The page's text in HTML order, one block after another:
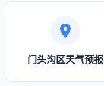
门头沟区天气预报